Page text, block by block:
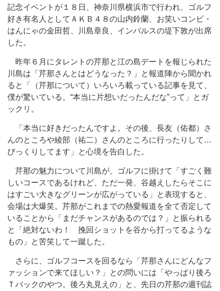
記念イベントが１８日、神奈川県横浜市で行われ、ゴルフ
好き有名人としてＡＫＢ４８の山内鈴蘭、お笑いコンビ・
はんにゃの金田哲、川島章良、インパルスの堤下敦が出席
した。
昨年６月にタレントの芹那と江の島デートを報じられた
川島は「芹那さんとはどうなった？」と報道陣から聞かれ
ると「（芹那について）いろいろ載っている記事を見て、
僕が驚いている。“本当に片想いだったんだな”って」とガ
ックリ。
「本当に好きだったんですよ。その後、長友（佑都）さ
んのところや綾部（祐二）さんのところに行ったりして…
びっくりしてます」と心境を告白した。
芹那の魅力について川島が、ゴルフに掛けて「すごく難
しいコースであるけれど、ただ一発、谷越えしたらそこに
はすごい大きなグリーンが広がっている」と表現すると、
会場は大爆笑。芹那がこれまでの熱愛報道を全て否定して
いることから「まだチャンスがあるのでは？」と振られる
と「絶対ないわ！ 挽回ショットを谷から打ってるような
もの」と苦笑して一蹴した。
さらに、ゴルフコースを回るなら「芹那さんにどんなフ
ァッションで来てほしい？」との問いには「やっぱり後ろ
Ｔバックのやつ。後ろ丸見えの」と、先日の芹那の週刊誌